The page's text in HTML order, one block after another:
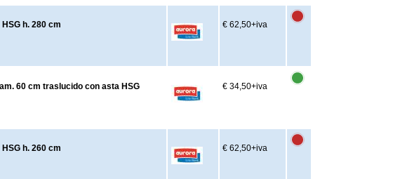
h. 280 cm € 62,50+iva
60 cm traslucido con asta HSG € 34,50+iva
h. 260 cm € 62,50+iva